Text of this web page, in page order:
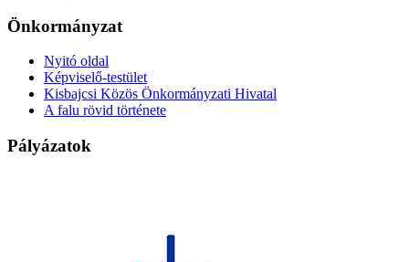
Önkormányzat
Nyitó oldal
Képviselő-testület
Kisbajcsi Közös Önkormányzati Hivatal
A falu rövid története
Pályázatok